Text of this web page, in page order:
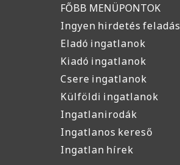
FŐBB MENÜPONTOK
Ingyen hirdetés feladás
Eladó ingatlanok
Kiadó ingatlanok
Csere ingatlanok
Külföldi ingatlanok
Ingatlanirodák
Ingatlanos kereső
Ingatlan hírek